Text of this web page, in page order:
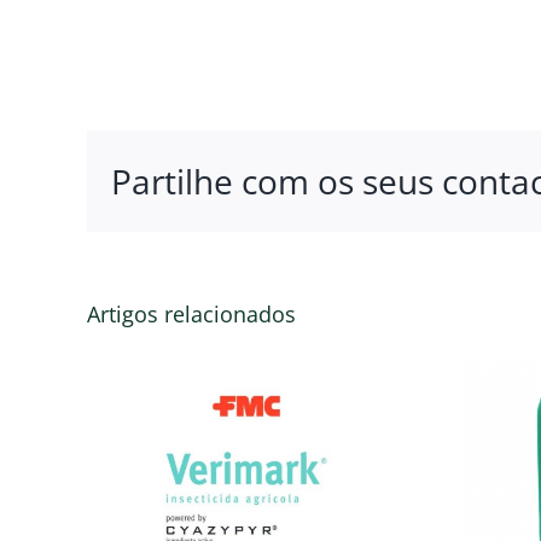
Partilhe com os seus
Artigos relacionados